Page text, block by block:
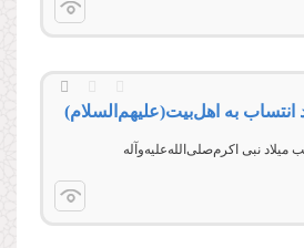
انتساب به اهل‌بیت‌(علیهم‌السلام)
نبی اکرم‌صلی‌الله‌علیه‌وآله